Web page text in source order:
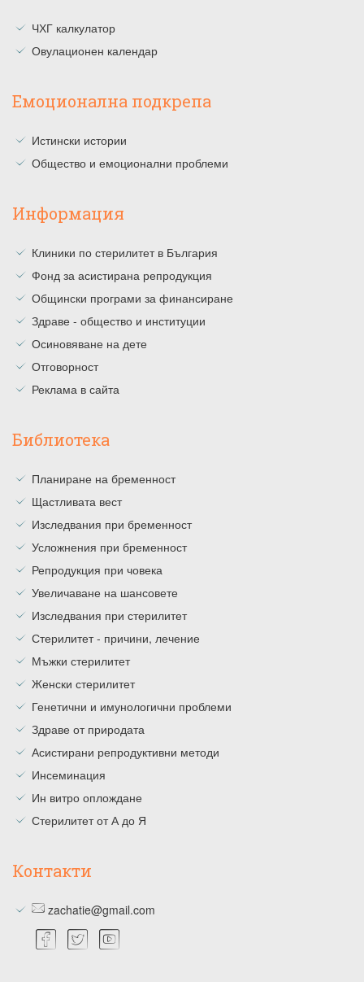
ЧХГ калкулатор
Овулационен календар
Емоционална подкрепа
Истински истории
Общество и емоционални проблеми
Информация
Клиники по стерилитет в България
Фонд за асистирана репродукция
Общински програми за финансиране
Здраве - общество и институции
Осиновяване на дете
Отговорност
Реклама в сайта
Библиотека
Планиране на бременност
Щастливата вест
Изследвания при бременност
Усложнения при бременност
Репродукция при човека
Увеличаване на шансовете
Изследвания при стерилитет
Стерилитет - причини, лечение
Мъжки стерилитет
Женски стерилитет
Генетични и имунологични проблеми
Здраве от природата
Асистирани репродуктивни методи
Инсеминация
Ин витро оплождане
Стерилитет от А до Я
Контакти
zachatie@gmail.com